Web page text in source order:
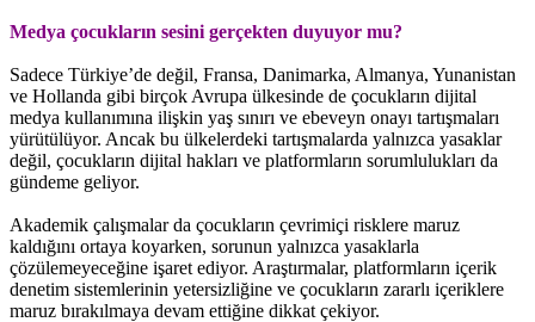
Medya çocukların sesini gerçekten duyuyor mu?
Sadece Türkiye’de değil, Fransa, Danimarka, Almanya, Yunanistan
ve Hollanda gibi birçok Avrupa ülkesinde de çocukların dijital
medya kullanımına ilişkin yaş sınırı ve ebeveyn onayı tartışmaları
yürütülüyor. Ancak bu ülkelerdeki tartışmalarda yalnızca yasaklar
değil, çocukların dijital hakları ve platformların sorumlulukları da
gündeme geliyor.
Akademik çalışmalar da çocukların çevrimiçi risklere maruz
kaldığını ortaya koyarken, sorunun yalnızca yasaklarla
çözülemeyeceğine işaret ediyor. Araştırmalar, platformların içerik
denetim sistemlerinin yetersizliğine ve çocukların zararlı içeriklere
maruz bırakılmaya devam ettiğine dikkat çekiyor.